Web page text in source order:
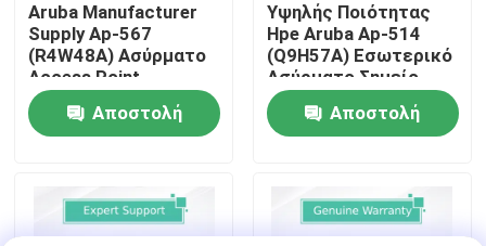
Επικοινωνήστε μαζί μας
Ειδήσεις
Ζητήστε μια προσφορά
Aruba Manufacturer
Supply Ap-567
(R4W48A) Ασύρματο
Access Point
Εσωτερικού Χώρου
Αποστολή
Υψηλής Ποιότητας
Hpe Aruba Ap-514
(Q9H57A) Εσωτερικό
Ασύρματο Σημείο
Πρόσβασης για
Επιχειρήσεις
Αποστολή